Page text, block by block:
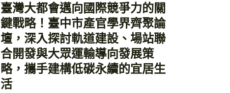
臺灣大都會邁向國際競爭力的關
鍵戰略！臺中市產官學界齊聚論
壇，深入探討軌道建設、場站聯
合開發與大眾運輸導向發展策
略，攜手建構低碳永續的宜居生
活